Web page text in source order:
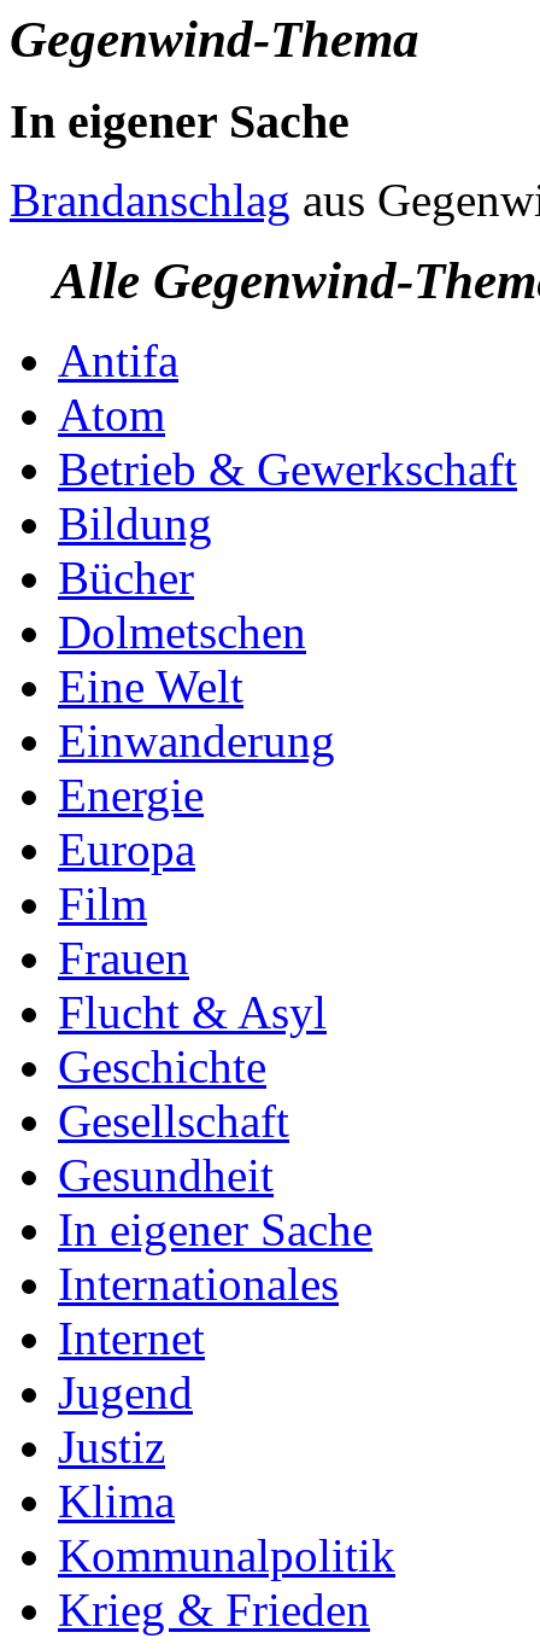
Gegenwind-Thema
In eigener Sache
Brandanschlag aus
Alle Gegenwind-
Antifa
Atom
Betrieb & Gewerkschaft
Bildung
Bücher
Dolmetschen
Eine Welt
Einwanderung
Energie
Europa
Film
Frauen
Flucht & Asyl
Geschichte
Gesellschaft
Gesundheit
In eigener Sache
Internationales
Internet
Jugend
Justiz
Klima
Kommunalpolitik
Krieg & Frieden